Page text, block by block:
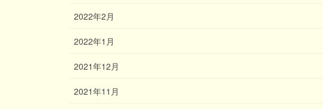
2022年2月
2022年1月
2021年12月
2021年11月